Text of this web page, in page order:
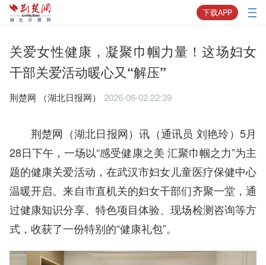
下载APP
关爱女性健康，凝聚巾帼力量！这场妇女
干部关爱活动暖心又“解压”
荆楚网 ​（湖北日报网） 2026-06-02 22:39
荆楚网（湖北日报网）讯（通讯员 刘艳玲）5月
28日下午，一场以“感受健康之美 汇聚巾帼之力”为主
题的健康关爱活动，在武汉市妇女儿童医疗保健中心
温暖开启。来自市直机关的妇女干部们齐聚一堂，通
过健康知识分享、特色项目体验、现场检测咨询等方
式，收获了一份特别的“健康礼包”。